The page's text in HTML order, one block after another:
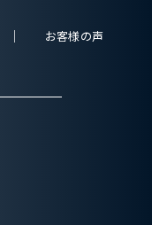
お客様の声